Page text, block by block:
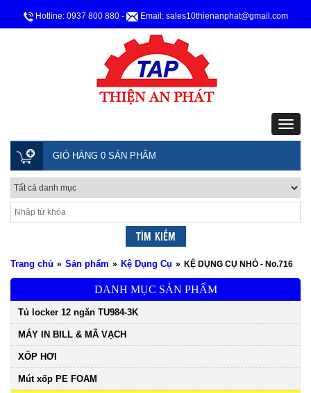
Hotline: 0937 800 880 - Email: sales10thienanphat@gmail.com
GIỎ HÀNG 0 SẢN PHẨM
Trang chủ » Sản phẩm » Kệ Dụng Cụ » KỆ DỤNG CỤ NHỎ - No.716
DANH MỤC SẢN PHẨM
Tủ locker 12 ngăn TU984-3K
MÁY IN BILL & MÃ VẠCH
XỐP HƠI
Mút xốp PE FOAM